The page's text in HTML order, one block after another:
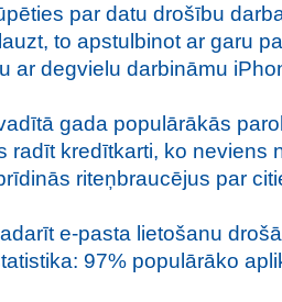
par datu drošību
to apstulbinot ar garu
ar degvielu darbināmu
gada populārākās
radīt kredītkarti, ko neviens
riteņbraucējus par
e-pasta lietošanu
97% populārāko